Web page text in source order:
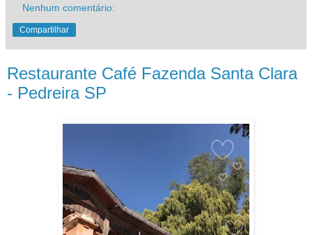
Nenhum comentário:
Compartilhar
Restaurante Café Fazenda Santa Clara
- Pedreira SP